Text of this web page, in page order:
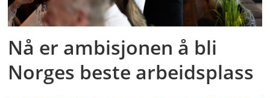
Nå er ambisjonen å bli
Norges beste arbeidsplass